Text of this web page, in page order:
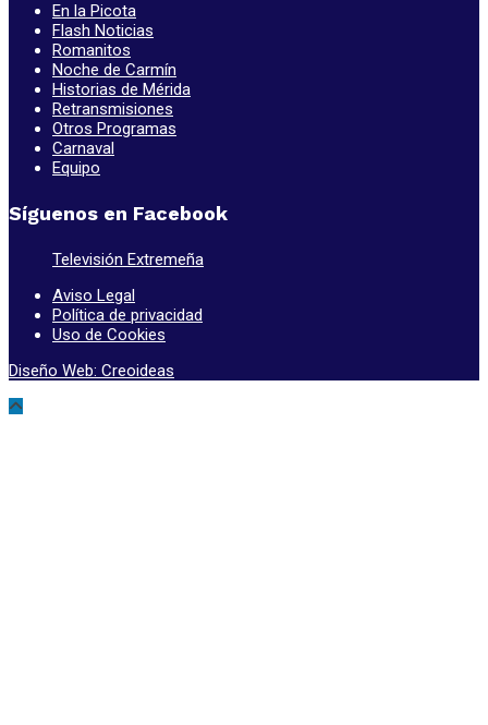
En la Picota
Flash Noticias
Romanitos
Noche de Carmín
Historias de Mérida
Retransmisiones
Otros Programas
Carnaval
Equipo
Síguenos en Facebook
Televisión Extremeña
Aviso Legal
Política de privacidad
Uso de Cookies
Diseño Web: Creoideas